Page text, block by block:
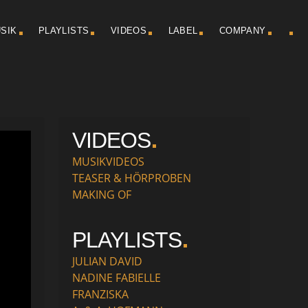
PLAYLISTS VIDEOS LABEL COMPANY
VIDEOS
MUSIKVIDEOS
TEASER & HÖRPROBEN
MAKING OF
PLAYLISTS
JULIAN DAVID
NADINE FABIELLE
FRANZISKA